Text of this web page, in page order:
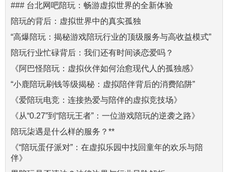
### 台北网吧陪玩：畅游虚拟世界的全新体验
陪玩的背后：虚拟世界中的真实孤独
“高爆陪玩：揭秘游戏陪玩行业的顶级服务与高收益模式”
陪玩行业忙碌背后：我们还有时间谈恋爱吗？
《阿巴怪陪玩：虚拟伙伴如何治愈现代人的孤独感》
“小鹿陪玩刷钱等级揭秘：虚拟陪伴背后的消费陷阱”
《爱陪玩电竞：连接热爱与陪伴的虚拟竞技场》
《从“0.27”到“陪玩王者”：一位游戏陪玩的逆袭之路》
陪玩柒遇是什么样的服务？**
《“陪玩蛋仔派对”：在虚拟乐园中找回童年的欢乐与陪
伴》